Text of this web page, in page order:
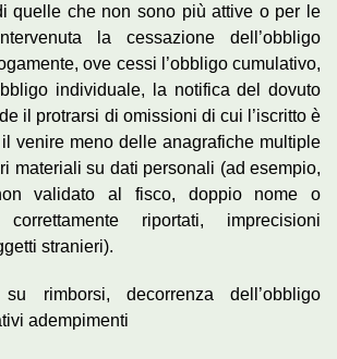
quelle che non sono più attive o per le
la cessazione dell’obbligo
ove cessi l’obbligo cumulativo,
individuale, la notifica del dovuto
il protrarsi di omissioni di cui l’iscritto è
venire meno delle anagrafiche multiple
materiali su dati personali (ad esempio,
validato al fisco, doppio nome o
riportati, imprecisioni
stranieri).
rimborsi, decorrenza dell’obbligo
adempimenti